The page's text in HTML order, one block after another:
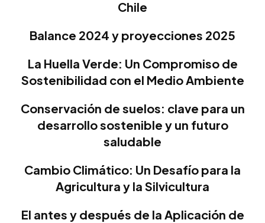
Chile
Balance 2024 y proyecciones 2025
La Huella Verde: Un Compromiso de
Sostenibilidad con el Medio Ambiente
Conservación de suelos: clave para un
desarrollo sostenible y un futuro
saludable
Cambio Climático: Un Desafío para la
Agricultura y la Silvicultura
El antes y después de la Aplicación de